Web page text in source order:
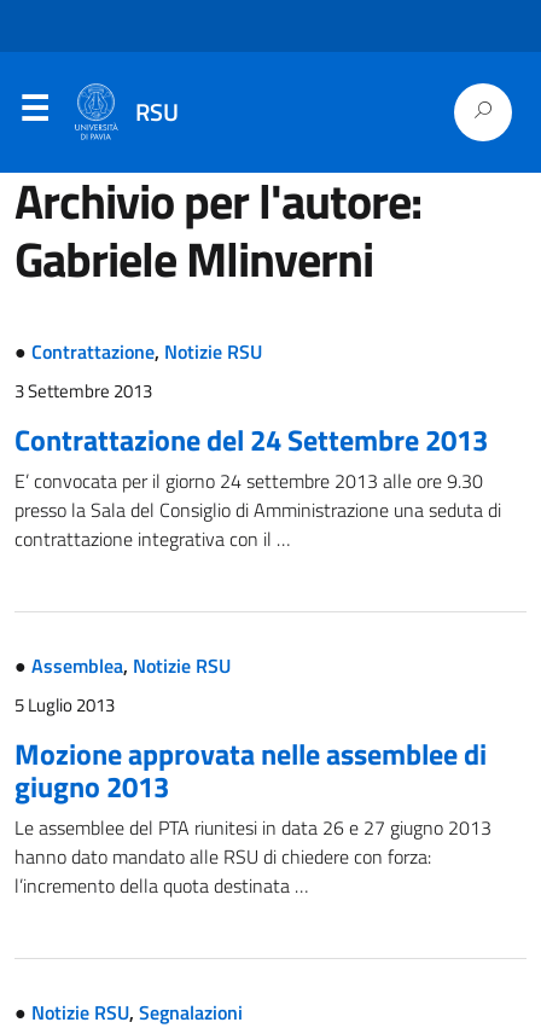
RSU
Archivio per l'autore:
Gabriele Mlinverni
● Contrattazione, Notizie RSU
3 Settembre 2013
Contrattazione del 24 Settembre 2013
E’ convocata per il giorno 24 settembre 2013 alle ore 9.30
presso la Sala del Consiglio di Amministrazione una seduta di
contrattazione integrativa con il …
● Assemblea, Notizie RSU
5 Luglio 2013
Mozione approvata nelle assemblee di
giugno 2013
Le assemblee del PTA riunitesi in data 26 e 27 giugno 2013
hanno dato mandato alle RSU di chiedere con forza:
l’incremento della quota destinata …
● Notizie RSU, Segnalazioni